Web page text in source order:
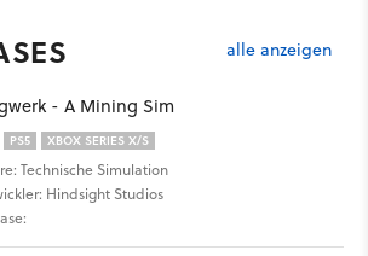
alle anzeigen
- A Mining Sim
PS5 XBOX SERIES X/S
Technische Simulation
Hindsight Studios